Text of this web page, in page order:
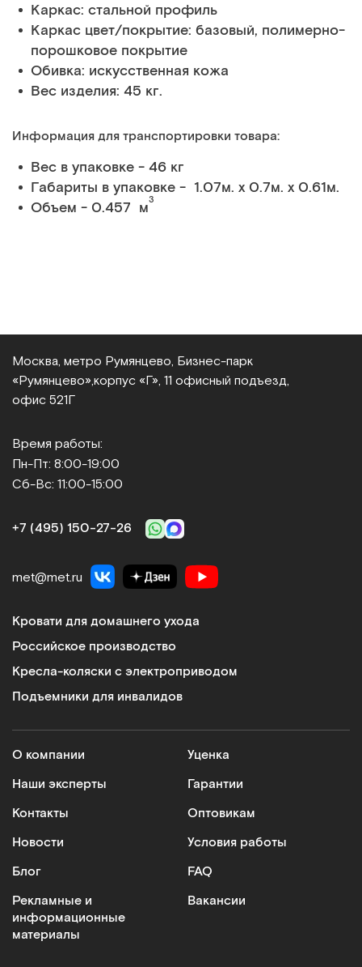
Каркас: стальной профиль
Каркас цвет/покрытие: базовый, полимерно-
порошковое покрытие
Обивка: искусственная кожа
Вес изделия: 45 кг.
Информация для транспортировки товара:
Вес в упаковке - 46 кг
Габариты в упаковке - 1.07м. x 0.7м. x 0.61м.
Объем - 0.457 м3
Москва, метро Румянцево, Бизнес‑парк
«Румянцево», корпус «Г», 11 офисный подъезд,
офис 521Г
Время работы:
Пн-Пт: 8:00-19:00
Сб-Вс: 11:00-15:00
+7 (495) 150‑27‑26
met@met.ru
Кровати для домашнего ухода
Российское производство
Кресла-коляски с электроприводом
Подъемники для инвалидов
О компании
Наши эксперты
Контакты
Новости
Блог
Рекламные и
информационные
материалы
Уценка
Гарантии
Оптовикам
Условия работы
FAQ
Вакансии